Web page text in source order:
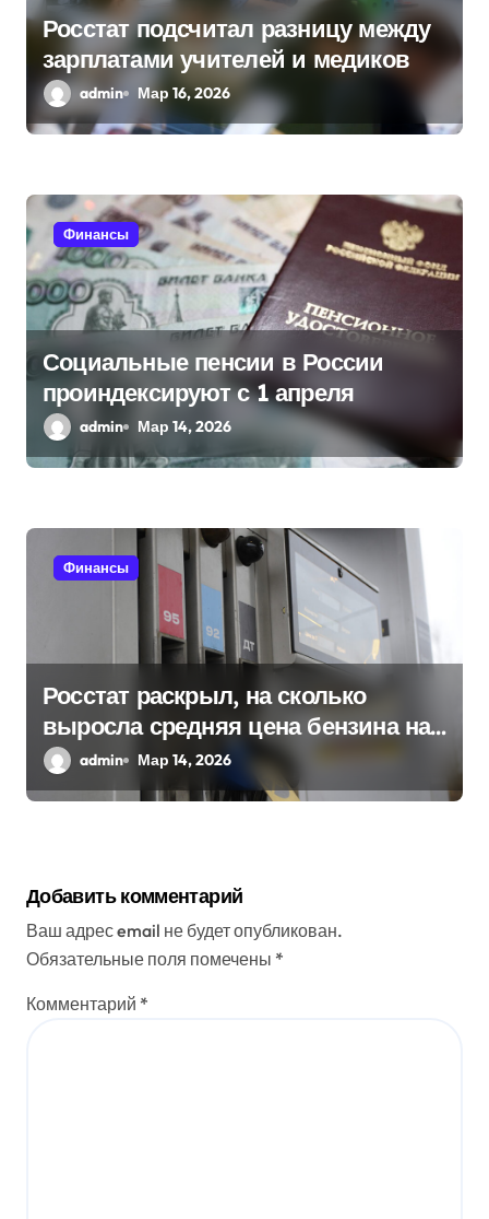
а
п
и
я
м
Росстат подсчитал разницу между
зарплатами учителей и медиков
admin Мар 16, 2026
Финансы
Социальные пенсии в России
проиндексируют с 1 апреля
admin Мар 14, 2026
Финансы
Росстат раскрыл, на сколько
выросла средняя цена бензина на
АЗС в России
admin Мар 14, 2026
Добавить комментарий
Ваш адрес email не будет опубликован.
Обязательные поля помечены *
Комментарий *